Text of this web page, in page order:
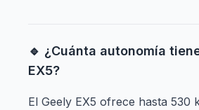
🔹 ¿Cuánta autonomía
EX5?
El Geely EX5 ofrece hasta 530